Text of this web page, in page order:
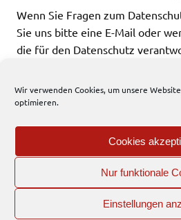
Wir verwenden Cookies, um unsere
optimieren.
Cookies
Nur funktionale
Einstellungen
Wenn Sie Fragen zum
Sie uns bitte eine E-Mail oder
die für den Datenschutz
Die Datenschutzerklärung wurde
demDatenschutzerklärungs-
AG erstellt.
EFD
Interner